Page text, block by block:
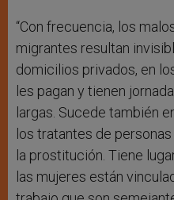
“Con frecuencia, los
migrantes resultan
domicilios privados, en
les pagan y tienen
largas. Sucede también
los tratantes de
la prostitución. Tiene
las mujeres están